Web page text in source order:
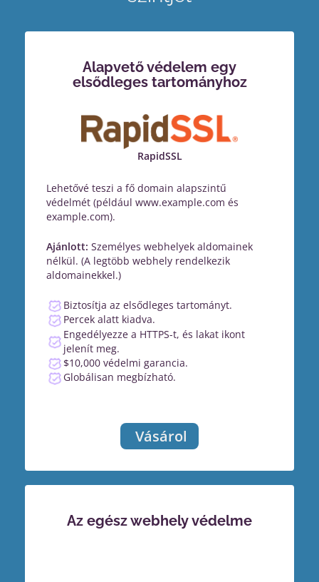
Alapvető védelem egy
elsődleges tartományhoz
RapidSSL
Lehetővé teszi a fő domain alapszintű
védelmét (például www.example.com és
example.com).
Ajánlott: Személyes webhelyek aldomainek
nélkül. (A legtöbb webhely rendelkezik
aldomainekkel.)
Biztosítja az elsődleges tartományt.
Percek alatt kiadva.
Engedélyezze a HTTPS-t, és lakat ikont
jelenít meg.
$10,000 védelmi garancia.
Globálisan megbízható.
Vásárol
Az egész webhely védelme